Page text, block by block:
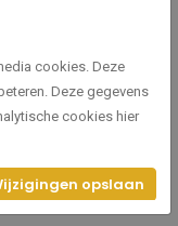
199940
cookies. Deze
Deze gegevens
cookies hier
opslaan